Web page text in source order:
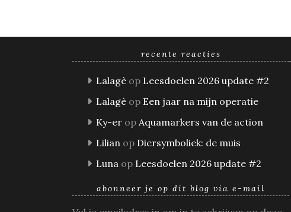
recente reacties
Lalagè op Leesdoelen 2026 update #2
Lalagè op Een jaar na mijn operatie
Ky-er op Aquamarkers van de action
Lilian op Diersymboliek: de muis
Luna op Leesdoelen 2026 update #2
abonneer je op dit blog via e-mail